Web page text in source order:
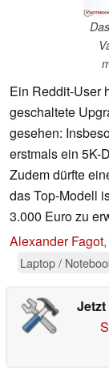
Ein Reddit-User
geschaltete
gesehen:
erstmals ein 5K-
Zudem dürfte
das Top-Modell
3.000 Euro zu
Alexander Fagot,
Laptop /